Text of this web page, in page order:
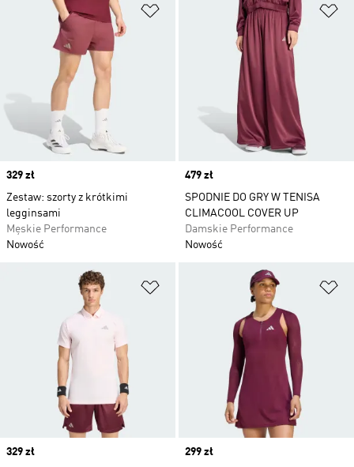
Dodaj do listy życzeń
Price
329 zł
Zestaw: szorty z krótkimi
legginsami
Męskie Performance
Nowość
Price
479 zł
SPODNIE DO GRY W TENISA
CLIMACOOL COVER UP
Damskie Performance
Nowość
Dodaj do listy życzeń
Price
329 zł
Price
299 zł